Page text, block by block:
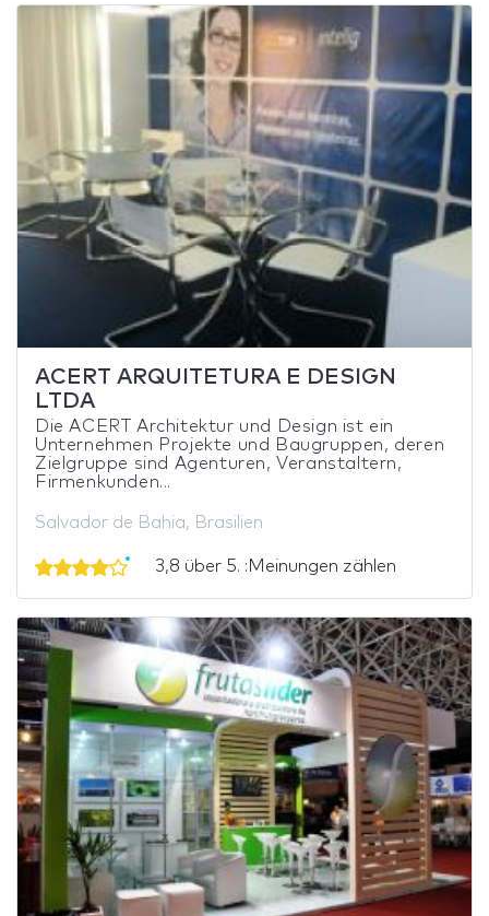
ACERT ARQUITETURA E DESIGN
LTDA
Die ACERT Architektur und Design ist ein
Unternehmen Projekte und Baugruppen, deren
Zielgruppe sind Agenturen, Veranstaltern,
Firmenkunden...
Salvador de Bahia, Brasilien
3,8 über 5. :Meinungen zählen